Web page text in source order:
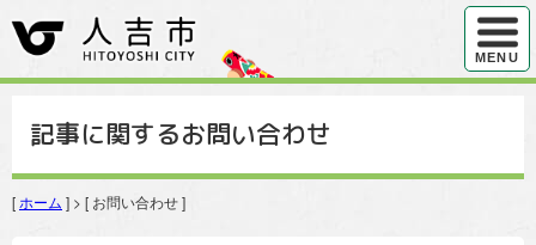
ハンバ
MENU
記事に関するお問い合わせ
[ ホーム ] > [ お問い合わせ ]